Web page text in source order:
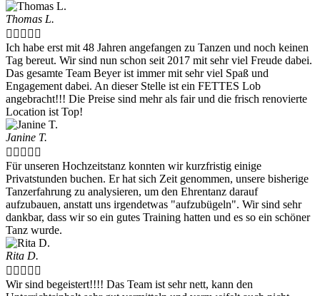
Thomas L.
    
Ich habe erst mit 48 Jahren angefangen zu Tanzen und noch keinen
Tag bereut. Wir sind nun schon seit 2017 mit sehr viel Freude dabei.
Das gesamte Team Beyer ist immer mit sehr viel Spaß und
Engagement dabei. An dieser Stelle ist ein FETTES Lob
angebracht!!! Die Preise sind mehr als fair und die frisch renovierte
Location ist Top!
Janine T.
    
Für unseren Hochzeitstanz konnten wir kurzfristig einige
Privatstunden buchen. Er hat sich Zeit genommen, unsere bisherige
Tanzerfahrung zu analysieren, um den Ehrentanz darauf
aufzubauen, anstatt uns irgendetwas "aufzubügeln". Wir sind sehr
dankbar, dass wir so ein gutes Training hatten und es so ein schöner
Tanz wurde.
Rita D.
    
Wir sind begeistert!!!! Das Team ist sehr nett, kann den